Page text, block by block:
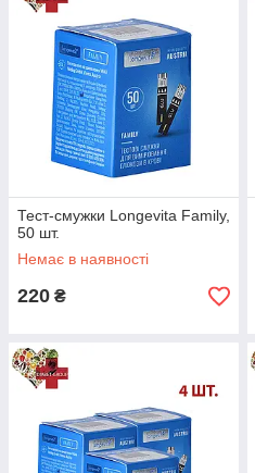
Тест-смужки Longevita Family,
50 шт.
Немає в наявності
220 ₴